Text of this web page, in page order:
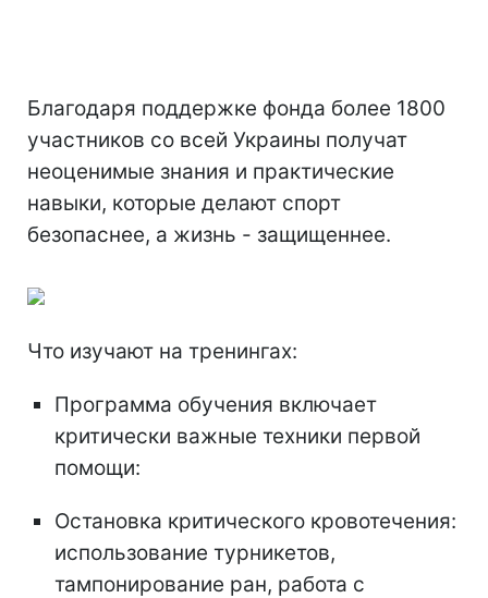
Благодаря поддержке фонда более 1800
участников со всей Украины получат
неоценимые знания и практические
навыки, которые делают спорт
безопаснее, а жизнь - защищеннее.
Что изучают на тренингах:
Программа обучения включает
критически важные техники первой
помощи:
Остановка критического кровотечения:
использование турникетов,
тампонирование ран, работа с